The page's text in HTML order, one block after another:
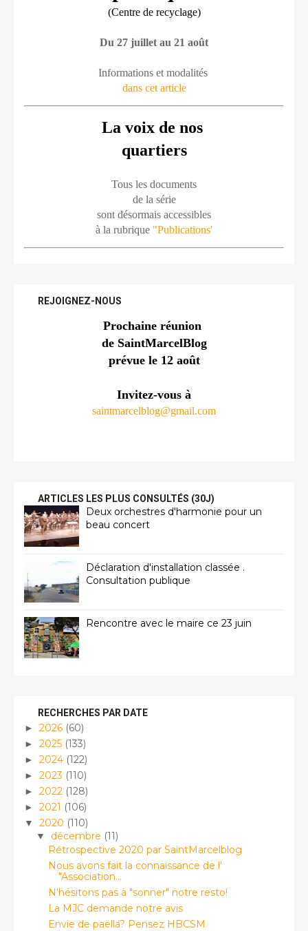
(Centre de recyclage)
Du 27 juillet au 21 août
Informations et modalités
dans cet article
La voix de nos
quartiers
Tous les documents
de la série
sont désormais accessibles
à la rubrique "Publications'
REJOIGNEZ-NOUS
Prochaine réunion
de SaintMarcelBlog
prévue le 12 août
Invitez-vous à
saintmarcelblog@gmail.com
ARTICLES LES PLUS CONSULTÉS (30J)
Deux orchestres d'harmonie pour un
beau concert
Déclaration d'installation classée .
Consultation publique
Rencontre avec le maire ce 23 juin
RECHERCHES PAR DATE
► 2026 (60)
► 2025 (133)
► 2024 (122)
► 2023 (110)
► 2022 (128)
► 2021 (106)
▼ 2020 (110)
▼ décembre (11)
Rétrospective 2020 par SaintMarcelblog
Nous avons fait la connaissance de l'
"Association...
N'hésitons pas à "sonner" notre resto!
La MJC demande notre avis
Envie de paëlla? Pensez HBCSM